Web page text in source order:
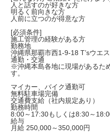
人と話すのが好きな方
明るく前向きな方
人前に立つのが得意な方
[必須条件]
施工管理の経験がある方
勤務地
沖縄県那覇市西1-9-18 T’sウエ
通勤・交通
※沖縄本島各地に現場があるた
す。
マイカー、バイク通勤可
無料駐車場完備
交通費支給（社内規定あり）
勤務時間
8:00～17:30もしくは8:30～
給与
月給 250,000～350,000円